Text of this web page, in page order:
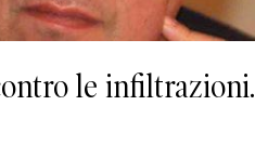
le infiltrazioni.